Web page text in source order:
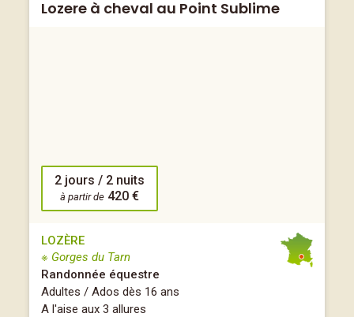
Lozere à cheval au Point Sublime
2 jours / 2 nuits
à partir de 420 €
LOZÈRE
※ Gorges du Tarn
Randonnée équestre
Adultes / Ados dès 16 ans
A l'aise aux 3 allures